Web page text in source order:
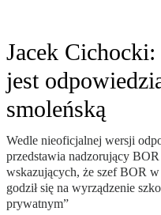
Jacek
jest
smoleńską
Wedle nieoficjalnej wersji
przedstawia nadzorujący
wskazujących, że szef BOR
godził się na wyrządzenie
prywatnym”